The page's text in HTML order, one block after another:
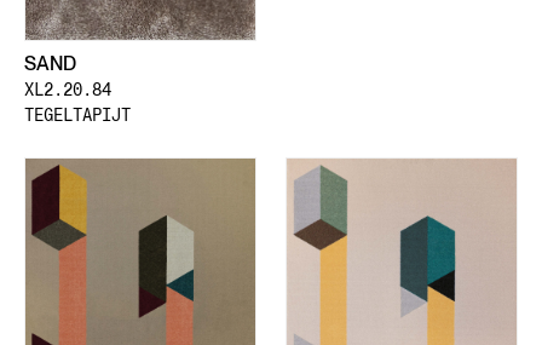
SAND
XL2.20.84
TEGELTAPIJT